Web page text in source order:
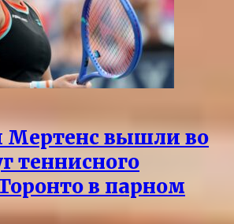
Мертенс вышли во
теннисного
в парном